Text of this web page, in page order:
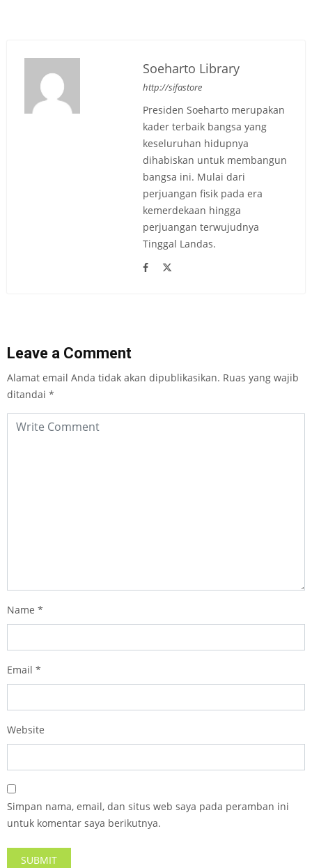
Soeharto Library
http://sifastore
Presiden Soeharto merupakan
kader terbaik bangsa yang
keseluruhan hidupnya
dihabiskan untuk membangun
bangsa ini. Mulai dari
perjuangan fisik pada era
kemerdekaan hingga
perjuangan terwujudnya
Tinggal Landas.
Leave a Comment
Alamat email Anda tidak akan dipublikasikan. Ruas yang wajib
ditandai *
Name *
Email *
Website
Simpan nama, email, dan situs web saya pada peramban ini
untuk komentar saya berikutnya.